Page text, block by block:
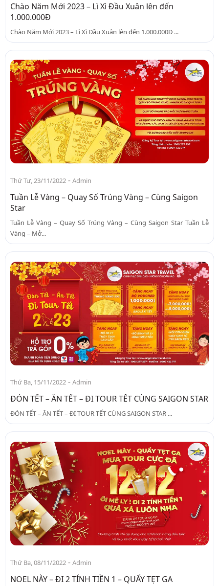
Chào Năm Mới 2023 – Lì Xì Đầu Xuân lên đến
1.000.000Đ
Chào Năm Mới 2023 – Lì Xì Đầu Xuân lên đến 1.000.000Đ ...
Thứ Tư, 23/11/2022 - Admin
Tuần Lễ Vàng – Quay Số Trúng Vàng – Cùng Saigon
Star
Tuần Lễ Vàng – Quay Số Trúng Vàng – Cùng Saigon Star Tuần Lễ
Vàng – Mở...
Thứ Ba, 15/11/2022 - Admin
ĐÓN TẾT – ĂN TẾT – ĐI TOUR TẾT CÙNG SAIGON STAR
ĐÓN TẾT – ĂN TẾT – ĐI TOUR TẾT CÙNG SAIGON STAR ...
Thứ Ba, 08/11/2022 - Admin
NOEL NÀY – ĐI 2 TÍNH TIỀN 1 – QUẨY TẸT GA